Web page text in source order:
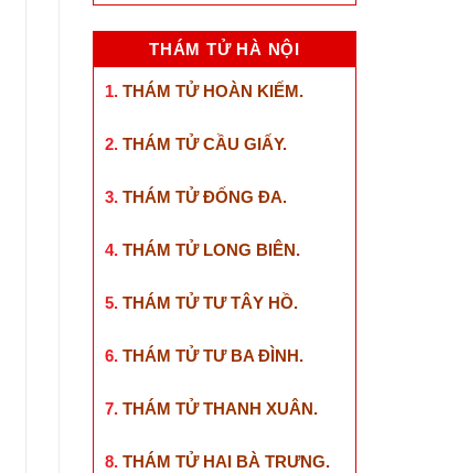
THÁM TỬ HÀ NỘI
1. THÁM TỬ HOÀN KIẾM.
2. THÁM TỬ CẦU GIẤY.
3. THÁM TỬ ĐỐNG ĐA.
4. THÁM TỬ LONG BIÊN.
5. THÁM TỬ TƯ TÂY HỒ.
6. THÁM TỬ TƯ BA ĐÌNH.
7. THÁM TỬ THANH XUÂN.
8. THÁM TỬ HAI BÀ TRƯNG.